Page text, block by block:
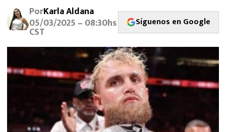
FUTBOL INTERNACIONAL
MEXICANOS EN EL EXTRANJERO
PorKarla Aldana
05/03/2025 – 08:30hs
CST
Síguenos en Google